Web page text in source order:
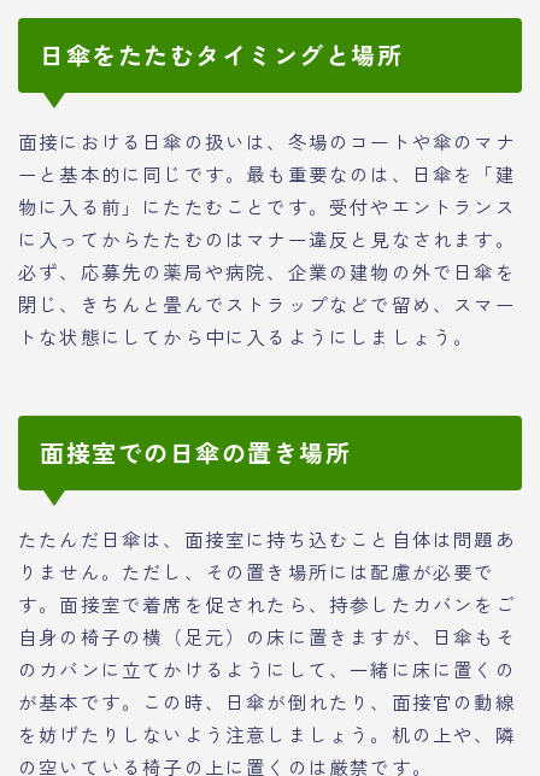
日傘をたたむタイミングと場所
面接における日傘の扱いは、冬場のコートや傘のマナ
ーと基本的に同じです。最も重要なのは、日傘を「建
物に入る前」にたたむことです。受付やエントランス
に入ってからたたむのはマナー違反と見なされます。
必ず、応募先の薬局や病院、企業の建物の外で日傘を
閉じ、きちんと畳んでストラップなどで留め、スマー
トな状態にしてから中に入るようにしましょう。
面接室での日傘の置き場所
たたんだ日傘は、面接室に持ち込むこと自体は問題あ
りません。ただし、その置き場所には配慮が必要で
す。面接室で着席を促されたら、持参したカバンをご
自身の椅子の横（足元）の床に置きますが、日傘もそ
のカバンに立てかけるようにして、一緒に床に置くの
が基本です。この時、日傘が倒れたり、面接官の動線
を妨げたりしないよう注意しましょう。机の上や、隣
の空いている椅子の上に置くのは厳禁です。